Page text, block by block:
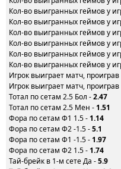
Кол-во выигранных геймов у
Кол-во выигранных геймов у
Кол-во выигранных геймов у
Кол-во выигранных геймов у
Кол-во выигранных геймов у
Кол-во выигранных геймов у
Игрок выиграет матч,
Игрок выиграет матч,
Тотал по сетам 2.5 Бол -2.47
Тотал по сетам 2.5 Мен - 1.51
Фора по сетам Ф1 1.5 - 1.14
Фора по сетам Ф2 -1.5 -5.1
Фора по сетам Ф1 -1.5 - 1.97
Фора по сетам Ф2 1.5 - 1.74
Тай-брейк в 1-м сете Да -5.9